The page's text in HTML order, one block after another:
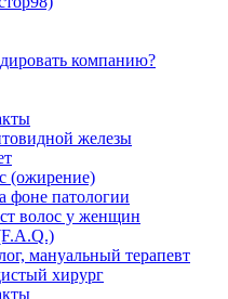
компанию?
железы
(ожирение)
фоне патологии
волос у женщин
мануальный терапевт
хирург